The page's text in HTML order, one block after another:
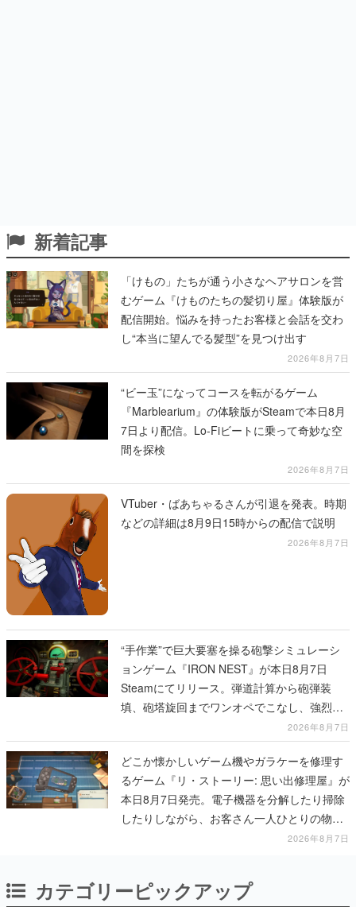
新着記事
「けもの」たちが通う小さなヘアサロンを営
むゲーム『けものたちの髪切り屋』体験版が
配信開始。悩みを持ったお客様と会話を交わ
し“本当に望んでる髪型”を見つけ出す
2026年8月7日
“ビー玉”になってコースを転がるゲーム
『Marblearium』の体験版がSteamで本日8月
7日より配信。Lo-Fiビートに乗って奇妙な空
間を探検
2026年8月7日
VTuber・ばあちゃるさんが引退を発表。時期
などの詳細は8月9日15時からの配信で説明
2026年8月7日
“手作業”で巨大要塞を操る砲撃シミュレーシ
ョンゲーム『IRON NEST』が本日8月7日
Steamにてリリース。弾道計算から砲弾装
填、砲塔旋回までワンオペでこなし、強烈な
一撃をブチかませるロマンある作品2026年8月7日
どこか懐かしいゲーム機やガラケーを修理す
るゲーム『リ・ストーリー: 思い出修理屋』が
本日8月7日発売。電子機器を分解したり掃除
したりしながら、お客さん一人ひとりの物語
2026年8月7日
カテゴリーピックアップ